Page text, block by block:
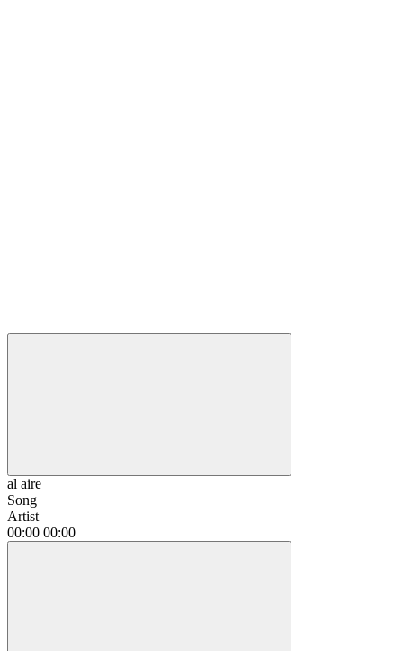
al aire
Song
Artist
00:00 00:00